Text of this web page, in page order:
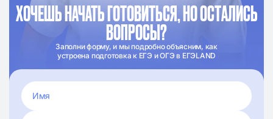
ХОЧЕШЬ НАЧАТЬ ГОТОВИТЬСЯ, НО ОСТАЛИСЬ
ВОПРОСЫ?
Заполни форму, и мы подробно объясним, как
устроена подготовка к ЕГЭ и ОГЭ в ЕГЭLAND